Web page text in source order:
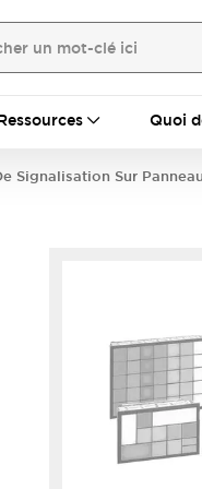
Quoi
Signalisation Sur Panneau